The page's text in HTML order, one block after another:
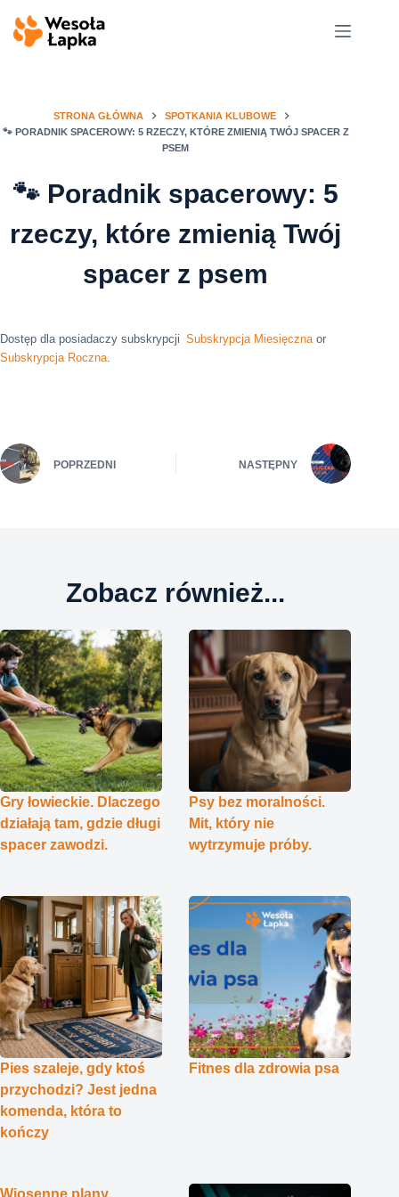
do
STRONA GŁÓWNA
SPOTKANIA KLUBOWE
🐾 PORADNIK SPACEROWY: 5 RZECZY, KTÓRE ZMIENIĄ TWÓJ SPACER Z
PSEM
🐾 Poradnik spacerowy: 5
rzeczy, które zmienią Twój
spacer z psem
Dostęp dla posiadaczy subskrypcji Subskrypcja Miesięcznaor
Subskrypcja Roczna.
POPRZEDNI NASTĘPNY
Zobacz również...
Gry łowieckie. Dlaczego
działają tam, gdzie długi
spacer zawodzi.
Psy bez moralności.
Mit, który nie
wytrzymuje próby.
Pies szaleje, gdy ktoś
przychodzi? Jest jedna
komenda, która to
kończy
Fitnes dla zdrowia psa
Wiosenne plany